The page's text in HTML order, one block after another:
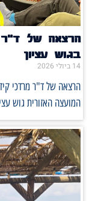
הרצאה של ד"ר
בגוש עציון
14 ביולי 2026
הרצאה של ד"ר מרדכי
המועצה האזורית גוש